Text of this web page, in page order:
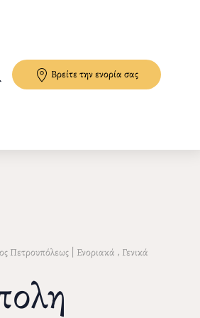
Βρείτε την ενορία σας
Πετρουπόλεως| Ενοριακά , Γενικά